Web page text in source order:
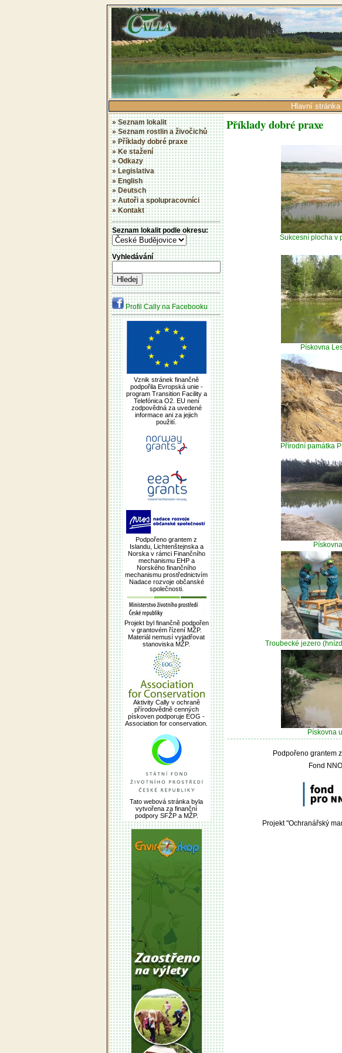
Hlavní
» Seznam lokalit
» Seznam rostlin a živočichů
» Příklady dobré praxe
» Ke stažení
» Odkazy
» Legislativa
» English
» Deutsch
» Autoři a spolupracovníci
» Kontakt
Seznam lokalit podle okresu:
Vyhledávání
Profil Cally na Facebooku
Vznik stránek finančně
podpořila Evropská unie -
program Transition Facility a
Telefónica O2. EU není
zodpovědná za uvedené
informace ani za jejich
použití.
Podpořeno grantem z
Islandu, Lichtenštejnska a
Norska v rámci Finančního
mechanismu EHP a
Norského finančního
mechanismu prostřednictvím
Nadace rozvoje občanské
společnosti.
Projekt byl finančně podpořen
v grantovém řízení MŽP.
Materiál nemusí vyjadřovat
stanoviska MŽP.
Aktivity Cally v ochraně
přírodovědně cenných
pískoven podporuje EOG -
Association for conservation.
Tato webová stránka byla
vytvořena za finanční
podpory SFŽP a MŽP.
Příklady dobré praxe
Sukcesní plocha v
Pískovna
Přírodní památka
Troubecké jezero
Pískovna
Podpořeno grantem
Fond
Projekt "Ochranářský